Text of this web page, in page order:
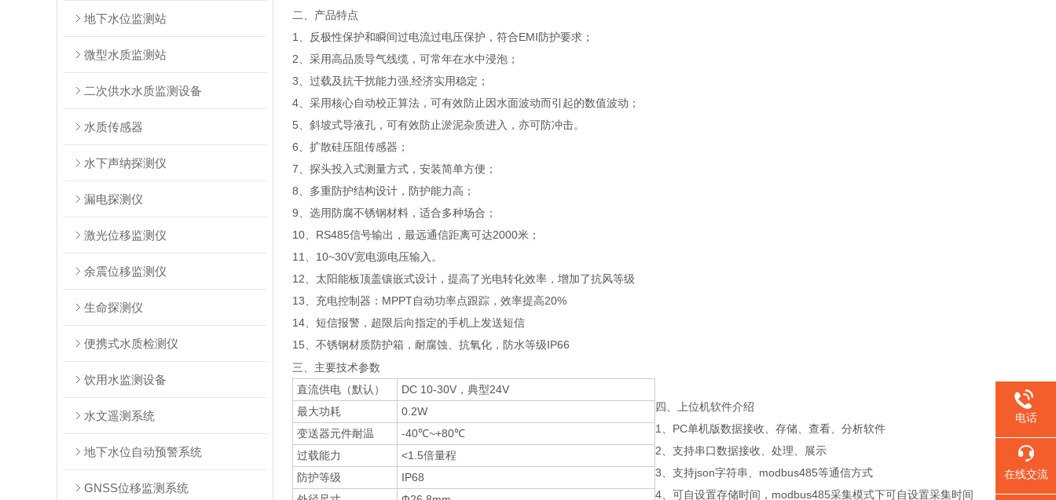
地下水位监测站
微型水质监测站
二次供水水质监测设备
水质传感器
水下声纳探测仪
漏电探测仪
激光位移监测仪
余震位移监测仪
生命探测仪
便携式水质检测仪
饮用水监测设备
水文遥测系统
地下水位自动预警系统
GNSS位移监测系统
二、产品特点
1、反极性保护和瞬间过电流过电压保护，符合EMI防护要求；
2、采用高品质导气线缆，可常年在水中浸泡；
3、过载及抗干扰能力强,经济实用稳定；
4、采用核心自动校正算法，可有效防止因水面波动而引起的数值波动；
5、斜坡式导液孔，可有效防止淤泥杂质进入，亦可防冲击。
6、扩散硅压阻传感器；
7、探头投入式测量方式，安装简单方便；
8、多重防护结构设计，防护能力高；
9、选用防腐不锈钢材料，适合多种场合；
10、RS485信号输出，最远通信距离可达2000米；
11、10~30V宽电源电压输入。
12、太阳能板顶盖镶嵌式设计，提高了光电转化效率，增加了抗风等级
13、充电控制器：MPPT自动功率点跟踪，效率提高20%
14、短信报警，超限后向指定的手机上发送短信
15、 不锈钢材质防护箱，耐腐蚀、抗氧化，防水等级IP66
三、主要技术参数
直流供电（默认）
DC 10-30V，典型24V
最大功耗
0.2W
变送器元件耐温
-40℃~+80℃
过载能力
<1.5倍量程
防护等级
IP68
四、上位机软件介绍
1、PC单机版数据接收、存储、查看、分析软件
2、支持串口数据接收、处理、展示
3、支持json字符串、modbus485等通信方式
4、可自设置存储时间，modbus485采集模式下可自设置采集时间
电话
在线交流